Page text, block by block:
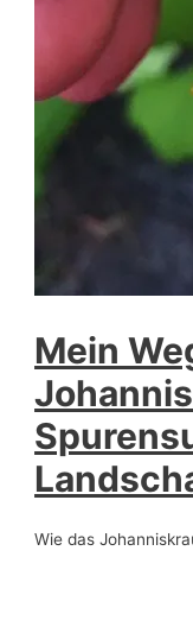
Mein
Wie das